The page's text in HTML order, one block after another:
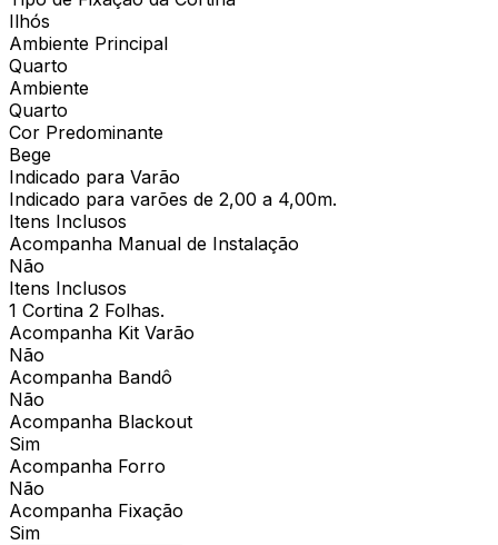
Ilhós
Ambiente Principal
Quarto
Ambiente
Quarto
Cor Predominante
Bege
Indicado para Varão
Indicado para varões de 2,00 a 4,00m.
Itens Inclusos
Acompanha Manual de Instalação
Não
Itens Inclusos
1 Cortina 2 Folhas.
Acompanha Kit Varão
Não
Acompanha Bandô
Não
Acompanha Blackout
Sim
Acompanha Forro
Não
Acompanha Fixação
Sim